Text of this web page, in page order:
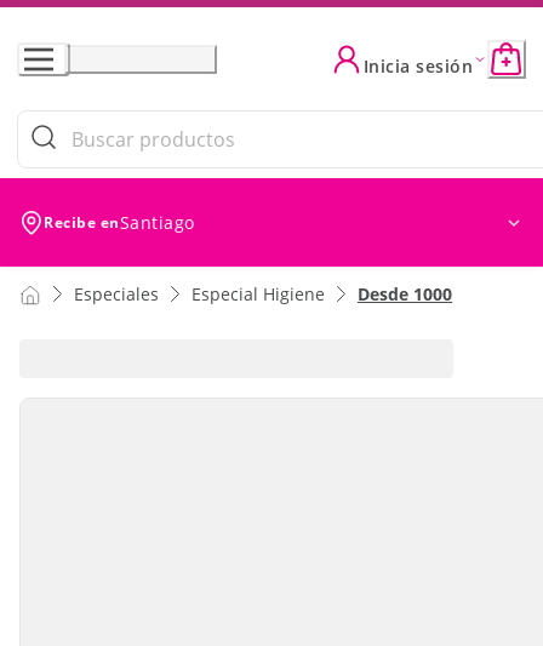
Skip
Content
Inicia sesión
Recibe enSantiago
Especiales Especial Higiene Desde 1000